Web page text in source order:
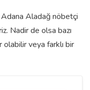
Aladağ nöbetçi
Nadir de olsa bazı
veya farklı bir